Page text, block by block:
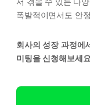
서 겪을 수 있는 다
폭발적이면서도 안
회사의 성장 과정에
미팅을 신청해보세